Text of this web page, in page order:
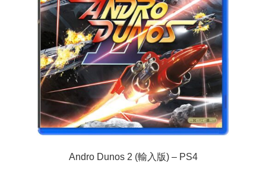
Andro Dunos 2 (輸入版) – PS4